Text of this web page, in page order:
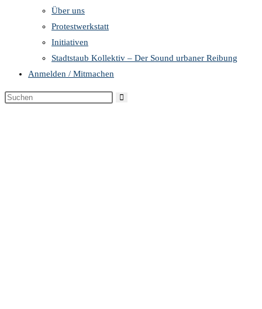
Über uns
Protestwerkstatt
Initiativen
Stadtstaub Kollektiv – Der Sound urbaner Reibung
Anmelden / Mitmachen
Diese